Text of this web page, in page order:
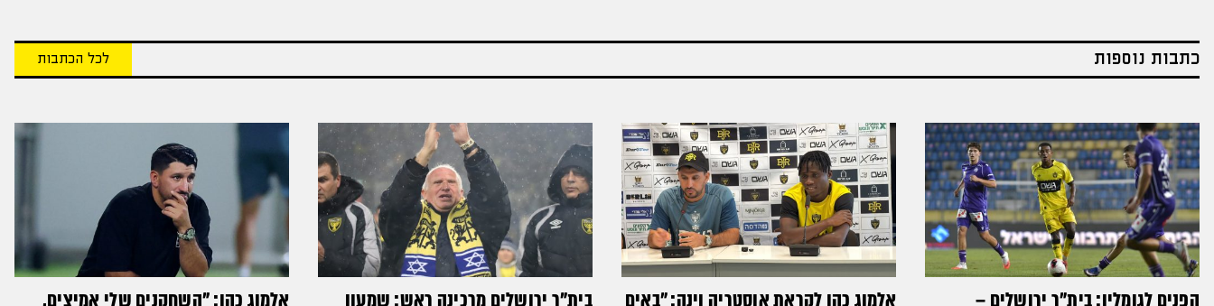
כתבות נוספות לכל הכתבות
הפנים לגומלין: בית״ר ירושלים – אלמוג כהן לקראת אוסטריה וינה: ״באים בית"ר ירושלים מרכינה ראש: שמעון אלמוג כהן: "השחקנים שלי אמיצים,